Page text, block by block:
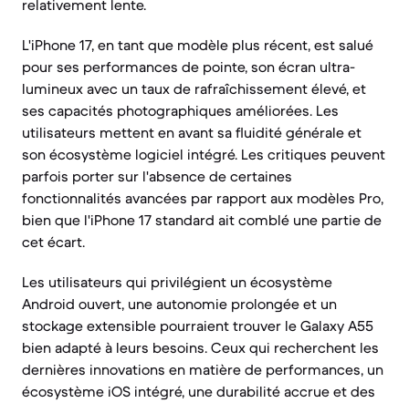
relativement lente.
L'iPhone 17, en tant que modèle plus récent, est salué
pour ses performances de pointe, son écran ultra-
lumineux avec un taux de rafraîchissement élevé, et
ses capacités photographiques améliorées. Les
utilisateurs mettent en avant sa fluidité générale et
son écosystème logiciel intégré. Les critiques peuvent
parfois porter sur l'absence de certaines
fonctionnalités avancées par rapport aux modèles Pro,
bien que l'iPhone 17 standard ait comblé une partie de
cet écart.
Les utilisateurs qui privilégient un écosystème
Android ouvert, une autonomie prolongée et un
stockage extensible pourraient trouver le Galaxy A55
bien adapté à leurs besoins. Ceux qui recherchent les
dernières innovations en matière de performances, un
écosystème iOS intégré, une durabilité accrue et des